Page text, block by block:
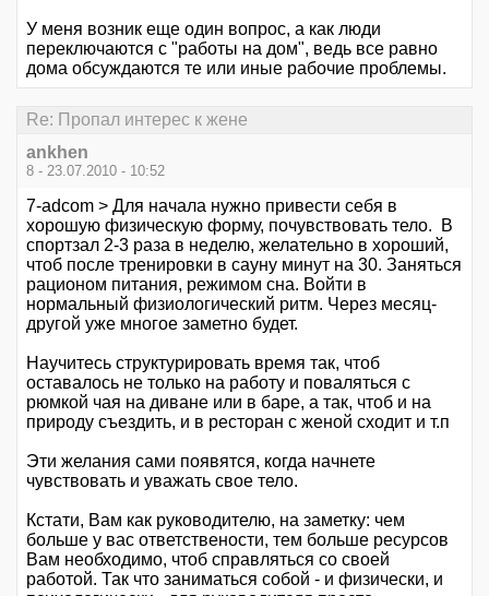
У меня возник еще один вопрос, а как люди
переключаются с "работы на дом", ведь все равно
дома обсуждаются те или иные рабочие проблемы.
Re: Пропал интерес к жене
ankhen
8 - 23.07.2010 - 10:52
7-adcom > Для начала нужно привести себя в
хорошую физическую форму, почувствовать тело. В
спортзал 2-3 раза в неделю, желательно в хороший,
чтоб после тренировки в сауну минут на 30. Заняться
рационом питания, режимом сна. Войти в
нормальный физиологический ритм. Через месяц-
другой уже многое заметно будет.
Научитесь структурировать время так, чтоб
оставалось не только на работу и поваляться с
рюмкой чая на диване или в баре, а так, чтоб и на
природу съездить, и в ресторан с женой сходит и т.п
Эти желания сами появятся, когда начнете
чувствовать и уважать свое тело.
Кстати, Вам как руководителю, на заметку: чем
больше у вас ответствености, тем больше ресурсов
Вам необходимо, чтоб справляться со своей
работой. Так что заниматься собой - и физически, и